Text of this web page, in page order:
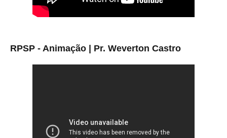
RPSP - Animação | Pr. Weverton Castro